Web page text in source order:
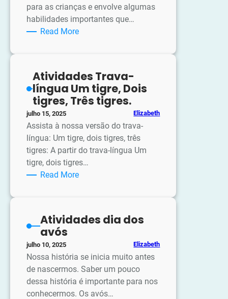
para as crianças e envolve algumas
habilidades importantes que…
Read More:
Atividades Trava-
língua Um tigre, Dois
tigres, Três tigres.
julho 15, 2025 Elizabeth
Assista à nossa versão do trava-
língua: Um tigre, dois tigres, três
tigres: A partir do trava-língua Um
tigre, dois tigres…
Read More:
Um
tigres,
Três
tigres.
Atividades dia dos
avós
julho 10, 2025 Elizabeth
Nossa história se inicia muito antes
de nascermos. Saber um pouco
dessa história é importante para nos
conhecermos. Os avós…